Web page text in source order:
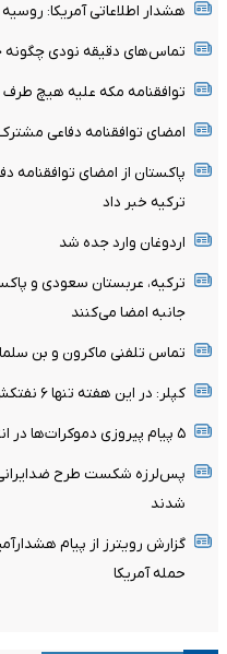
هشدار اطلاعاتی آمریکا:
تماس‌های دقیقه نودی چگونه
توافقنامه مکه علیه هیچ
امضای توافقنامه دفاعی
پاکستان از امضای توافقنامه
ترکیه خبر داد
اردوغان وارد جده شد
ترکیه، عربستان سعودی و
جانبه امضا می‌کنند
تماس تلفنی ماکرون و بن
کپلر: در این هفته تنها ۶ نفتکش از تنگه هرمز خارج شدند
۵ پیام پیروزی دموکرات‌ها در انتخابات مقدماتی سنا
پس‌لرزه شکست طرح ضدایرانی
شدند
گزارش رویترز از پیام
حمله آمریکا